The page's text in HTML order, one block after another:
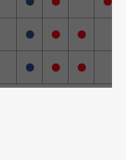
● ● ●
● ● ●